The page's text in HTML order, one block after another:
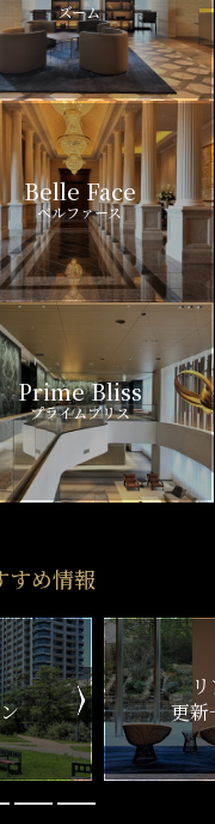
ズーム
Belle Face
ベルファース
Prime Bliss
プライムブリス
め情報
新